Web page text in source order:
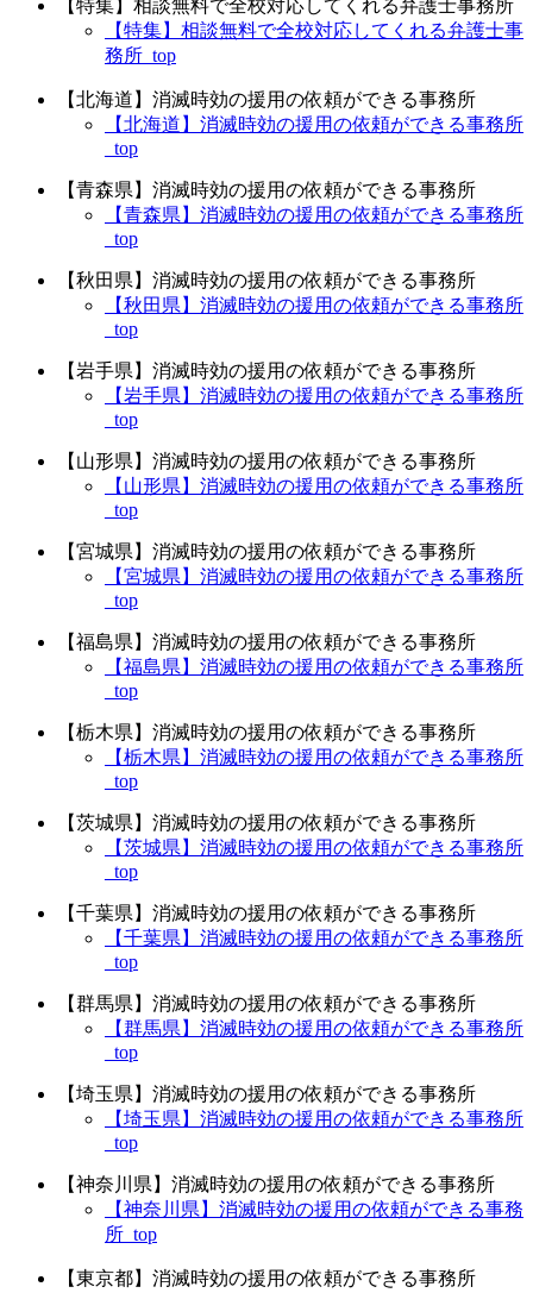
【特集】相談無料で全校対応してくれる弁護士事務所
【特集】相談無料で全校対応してくれる弁護士事
務所_top
【北海道】消滅時効の援用の依頼ができる事務所
【北海道】消滅時効の援用の依頼ができる事務所
_top
【青森県】消滅時効の援用の依頼ができる事務所
【青森県】消滅時効の援用の依頼ができる事務所
_top
【秋田県】消滅時効の援用の依頼ができる事務所
【秋田県】消滅時効の援用の依頼ができる事務所
_top
【岩手県】消滅時効の援用の依頼ができる事務所
【岩手県】消滅時効の援用の依頼ができる事務所
_top
【山形県】消滅時効の援用の依頼ができる事務所
【山形県】消滅時効の援用の依頼ができる事務所
_top
【宮城県】消滅時効の援用の依頼ができる事務所
【宮城県】消滅時効の援用の依頼ができる事務所
_top
【福島県】消滅時効の援用の依頼ができる事務所
【福島県】消滅時効の援用の依頼ができる事務所
_top
【栃木県】消滅時効の援用の依頼ができる事務所
【栃木県】消滅時効の援用の依頼ができる事務所
_top
【茨城県】消滅時効の援用の依頼ができる事務所
【茨城県】消滅時効の援用の依頼ができる事務所
_top
【千葉県】消滅時効の援用の依頼ができる事務所
【千葉県】消滅時効の援用の依頼ができる事務所
_top
【群馬県】消滅時効の援用の依頼ができる事務所
【群馬県】消滅時効の援用の依頼ができる事務所
_top
【埼玉県】消滅時効の援用の依頼ができる事務所
【埼玉県】消滅時効の援用の依頼ができる事務所
_top
【神奈川県】消滅時効の援用の依頼ができる事務所
【神奈川県】消滅時効の援用の依頼ができる事務
所_top
【東京都】消滅時効の援用の依頼ができる事務所